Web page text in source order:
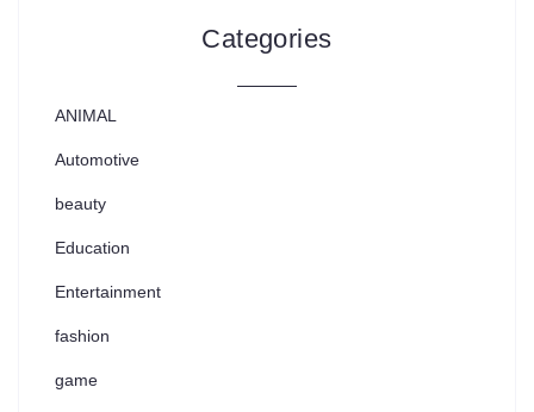
Categories
ANIMAL
Automotive
beauty
Education
Entertainment
fashion
game